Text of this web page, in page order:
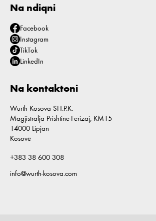
Na ndiqni
Facebook
Instagram
TikTok
LinkedIn
Na kontaktoni
Wurth Kosova SH.P.K.
Magjistralja Prishtine-Ferizaj, KM15
14000 Lipjan
Kosovë
+383 38 600 308
info@wurth-kosova.com